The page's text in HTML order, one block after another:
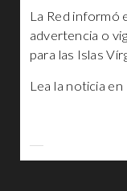
La Red informó
advertencia o
para las Islas
Lea la noticia en